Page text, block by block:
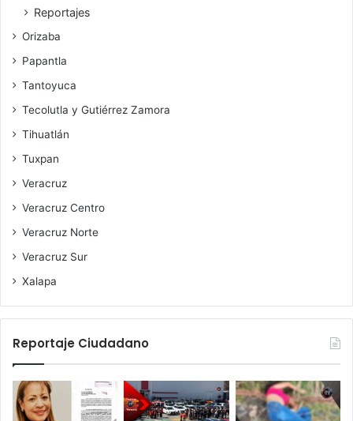
Reportajes
Orizaba
Papantla
Tantoyuca
Tecolutla y Gutiérrez Zamora
Tihuatlán
Tuxpan
Veracruz
Veracruz Centro
Veracruz Norte
Veracruz Sur
Xalapa
Reportaje Ciudadano